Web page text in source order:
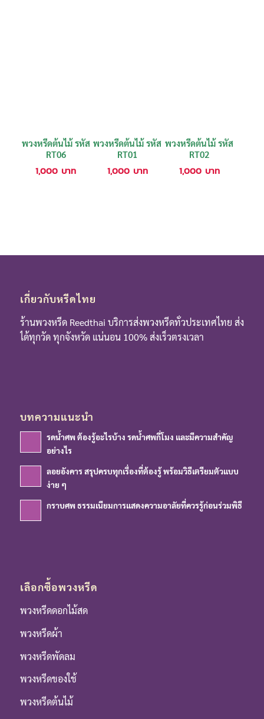
พวงหรีดต้นไม้ รหัส
RT06
1,000 บาท
พวงหรีดต้นไม้ รหัส
RT01
1,000 บาท
พวงหรีดต้นไม้ รหัส
RT02
1,000 บาท
เกี่ยวกับหรีดไทย
ร้านพวงหรีด Reedthai บริการส่งพวงหรีดทั่วประเทศไทย ส่ง
ได้ทุกวัด ทุกจังหวัด แน่นอน 100% ส่งเร็วตรงเวลา
บทความแนะนำ
รดน้ำศพ ต้องรู้อะไรบ้าง รดน้ำศพกี่โมง และมีความสำคัญ
อย่างไร
ลอยอังคาร สรุปครบทุกเรื่องที่ต้องรู้ พร้อมวิธีเตรียมตัวแบบ
ง่าย ๆ
กราบศพ ธรรมเนียมการแสดงความอาลัยที่ควรรู้ก่อนร่วมพิธี
เลือกซื้อพวงหรีด
พวงหรีดดอกไม้สด
พวงหรีดผ้า
พวงหรีดพัดลม
พวงหรีดของใช้
พวงหรีดต้นไม้